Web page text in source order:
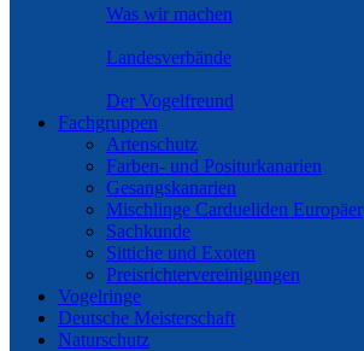
Was wir machen
Landesverbände
Der Vogelfreund
Fachgruppen
Artenschutz
Farben- und Positurkanarien
Gesangskanarien
Mischlinge Cardueliden Europäer
Sachkunde
Sittiche und Exoten
Preisrichtervereinigungen
Vogelringe
Deutsche Meisterschaft
Naturschutz